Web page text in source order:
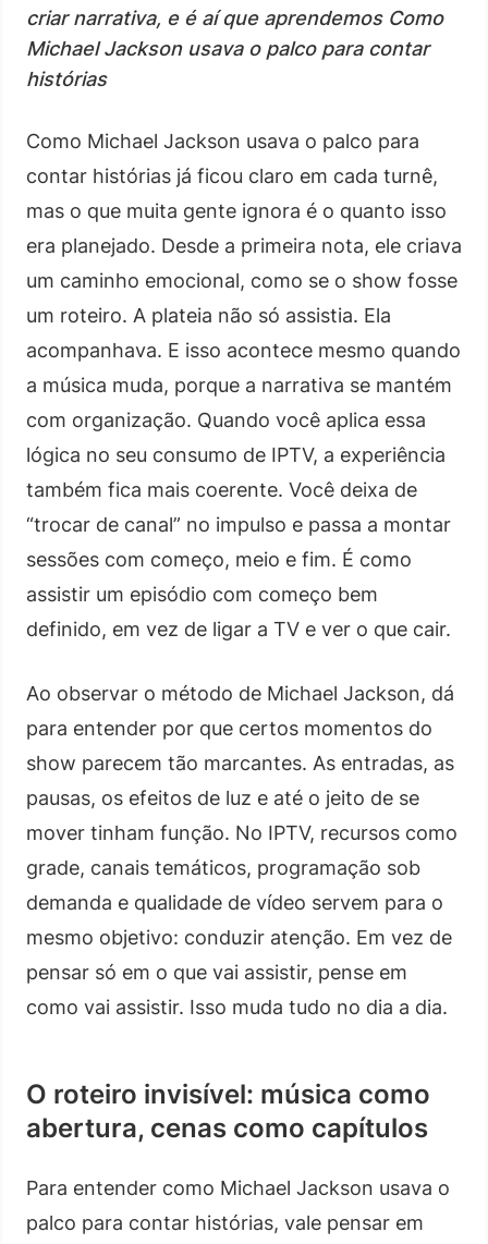
criar narrativa, e é aí que aprendemos Como
Michael Jackson usava o palco para contar
histórias
Como Michael Jackson usava o palco para
contar histórias já ficou claro em cada turnê,
mas o que muita gente ignora é o quanto isso
era planejado. Desde a primeira nota, ele criava
um caminho emocional, como se o show fosse
um roteiro. A plateia não só assistia. Ela
acompanhava. E isso acontece mesmo quando
a música muda, porque a narrativa se mantém
com organização. Quando você aplica essa
lógica no seu consumo de IPTV, a experiência
também fica mais coerente. Você deixa de
“trocar de canal” no impulso e passa a montar
sessões com começo, meio e fim. É como
assistir um episódio com começo bem
definido, em vez de ligar a TV e ver o que cair.
Ao observar o método de Michael Jackson, dá
para entender por que certos momentos do
show parecem tão marcantes. As entradas, as
pausas, os efeitos de luz e até o jeito de se
mover tinham função. No IPTV, recursos como
grade, canais temáticos, programação sob
demanda e qualidade de vídeo servem para o
mesmo objetivo: conduzir atenção. Em vez de
pensar só em o que vai assistir, pense em
como vai assistir. Isso muda tudo no dia a dia.
O roteiro invisível: música como
abertura, cenas como capítulos
Para entender como Michael Jackson usava o
palco para contar histórias, vale pensar em